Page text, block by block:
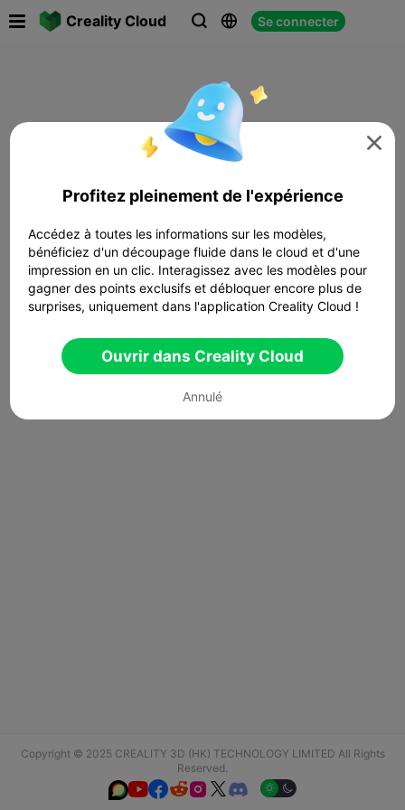
Creality Cloud   Se connecter
Copyright © 2025 CREALITY 3D (HK) TECHNOLOGY LIMITED All Rights
Reserved.
  

Profitez pleinement de l'expérience
Accédez à toutes les informations sur les modèles,
bénéficiez d'un découpage fluide dans le cloud et d'une
impression en un clic. Interagissez avec les modèles pour
gagner des points exclusifs et débloquer encore plus de
surprises, uniquement dans l'application Creality Cloud !
Ouvrir dans Creality Cloud
Annulé